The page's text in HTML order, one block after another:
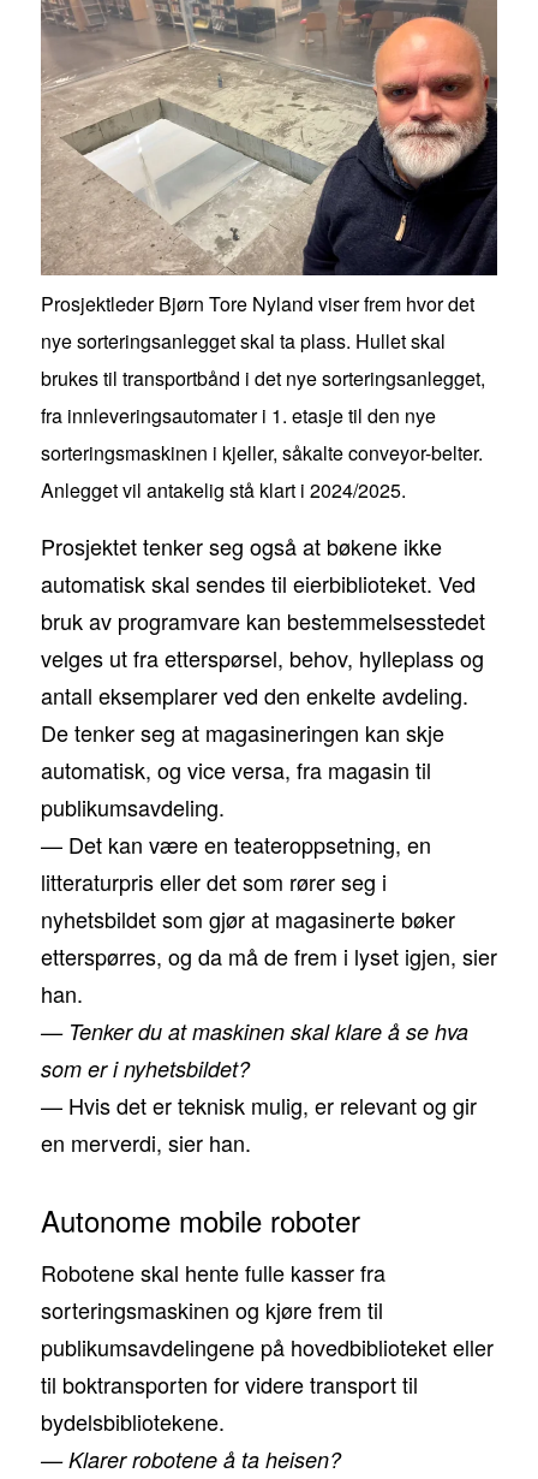
Prosjektleder Bjørn Tore Nyland viser frem hvor det
nye sorteringsanlegget skal ta plass. Hullet skal
brukes til transportbånd i det nye sorteringsanlegget,
fra innleveringsautomater i 1. etasje til den nye
sorteringsmaskinen i kjeller, såkalte conveyor-belter.
Anlegget vil antakelig stå klart i 2024/2025.
Prosjektet tenker seg også at bøkene ikke
automatisk skal sendes til eierbiblioteket. Ved
bruk av programvare kan bestemmelsesstedet
velges ut fra etterspørsel, behov, hylleplass og
antall eksemplarer ved den enkelte avdeling.
De tenker seg at magasineringen kan skje
automatisk, og vice versa, fra magasin til
publikumsavdeling.
— Det kan være en teateroppsetning, en
litteraturpris eller det som rører seg i
nyhetsbildet som gjør at magasinerte bøker
etterspørres, og da må de frem i lyset igjen, sier
han.
— Tenker du at maskinen skal klare å se hva
som er i nyhetsbildet?
— Hvis det er teknisk mulig, er relevant og gir
en merverdi, sier han.
Autonome mobile roboter
Robotene skal hente fulle kasser fra
sorteringsmaskinen og kjøre frem til
publikumsavdelingene på hovedbiblioteket eller
til boktransporten for videre transport til
bydelsbibliotekene.
— Klarer robotene å ta heisen?